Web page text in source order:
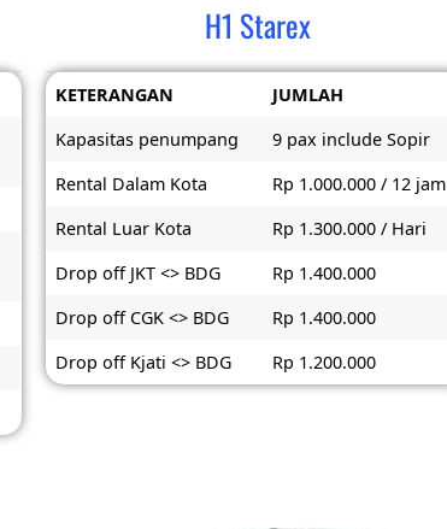
H1 Starex
KETERANGAN
JUMLAH
Kapasitas penumpang
9 pax include Sopir
Rental Dalam Kota
Rp 1.000.000 / 12 jam
Rental Luar Kota
Rp 1.300.000 / Hari
Drop off JKT <> BDG
Rp 1.400.000
Drop off CGK <> BDG
Rp 1.400.000
Drop off Kjati <> BDG
Rp 1.200.000